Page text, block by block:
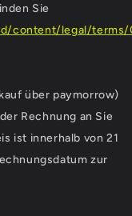
Sie
content/legal/
über paymorrow)
Rechnung an Sie
ist innerhalb von 21
zur